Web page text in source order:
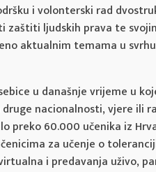
i volonterski rad
ljudskih prava te
aktualnim temama u
u današnje vrijeme u
nacionalnosti, vjere ili
60.000 učenika iz
za učenje o
i predavanja uživo,